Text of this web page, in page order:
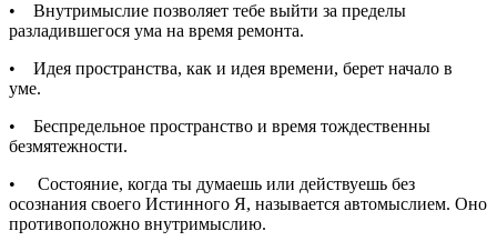
• Внутримыслие позволяет тебе выйти за пределы
разладившегося ума на время ремонта.
• Идея пространства, как и идея времени, берет начало в
уме.
• Беспредельное пространство и время тождественны
безмятежности.
• Состояние, когда ты думаешь или действуешь без
осознания своего Истинного Я, называется автомыслием. Оно
противоположно внутримыслию.